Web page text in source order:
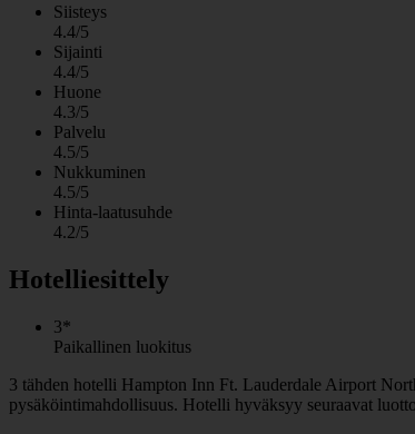
Siisteys
4.4/5
Sijainti
4.4/5
Huone
4.3/5
Palvelu
4.5/5
Nukkuminen
4.5/5
Hinta-laatusuhde
4.2/5
Hotelliesittely
3*
Paikallinen luokitus
3 tähden hotelli Hampton Inn Ft. Lauderdale Airport
pysäköintimahdollisuus. Hotelli hyväksyy seuraavat